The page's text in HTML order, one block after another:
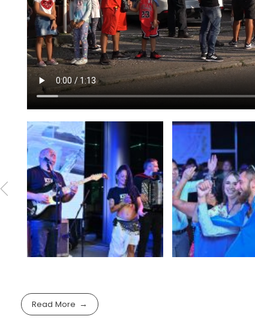
Read More